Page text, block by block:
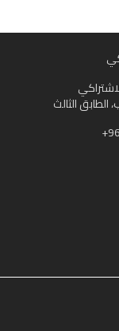
الثالث